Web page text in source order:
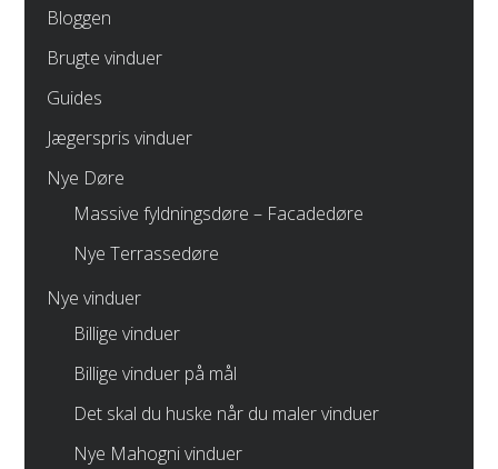
Bloggen
Brugte vinduer
Guides
Jægerspris vinduer
Nye Døre
Massive fyldningsdøre – Facadedøre
Nye Terrassedøre
Nye vinduer
Billige vinduer
Billige vinduer på mål
Det skal du huske når du maler vinduer
Nye Mahogni vinduer